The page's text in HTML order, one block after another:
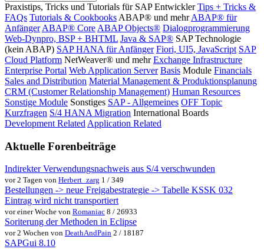
Praxistips, Tricks und Tutorials für SAP Entwickler Tips + Tricks &
FAQs Tutorials & Cookbooks ABAP® und mehr ABAP® für
Anfänger ABAP® Core ABAP Objects® Dialogprogrammierung
Web-Dynpro, BSP + BHTML Java & SAP® SAP Technologie
(kein ABAP) SAP HANA für Anfänger Fiori, UI5, JavaScript SAP
Cloud Platform NetWeaver® und mehr Exchange Infrastructure
Enterprise Portal Web Application Server Basis Module Financials
Sales and Distribution Material Management & Produktionsplanung
CRM (Customer Relationship Management) Human Resources
Sonstige Module Sonstiges SAP - Allgemeines OFF Topic
Kurzfragen S/4 HANA Migration International Boards
Development Related Application Related
Aktuelle Forenbeiträge
Indirekter Verwendungsnachweis aus S/4 verschwunden
vor 2 Tagen von Herbert_zarg 1 / 349
Bestellungen -> neue Freigabestrategie -> Tabelle KSSK 032
Eintrag wird nicht transportiert
vor einer Woche von Romaniac 8 / 26933
Soriterung der Methoden in Eclipse
vor 2 Wochen von DeathAndPain 2 / 18187
SAPGui 8.10